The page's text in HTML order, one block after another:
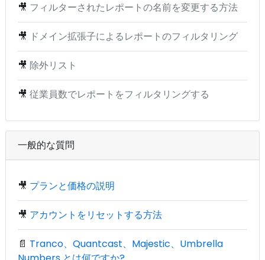
🎥 フィルターされたレポートの名前を変更する方法
🎥 ドメイン拡張子によるレポートのフィルタリング
🎥 除外リスト
🎥 従業員数でレポートをフィルタリングする
一般的な質問
🎥 プランと価格の説明
🎥 アカウントをリセットする方法
📄 Tranco、Quantcast、Majestic、Umbrella